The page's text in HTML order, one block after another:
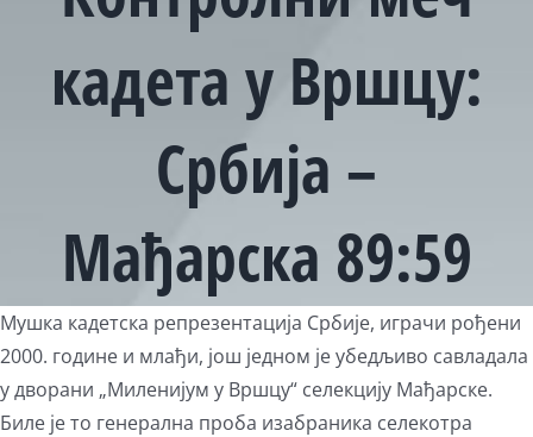
кадета у Вршцу:
Србија –
Мађарска 89:59
View
Larger
Image
Мушка кадетска репрезентација Србије, играчи рођени
2000. године и млађи, још једном је убедљиво савладала
у дворани „Миленијум у Вршцу“ селекцију Мађарске.
Биле је то генерална проба изабраника селекотра